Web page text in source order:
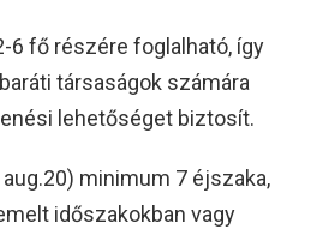
6 fő részére foglalható, így
társaságok számára
lehetőséget biztosít.
minimum 7 éjszaka,
időszakokban vagy